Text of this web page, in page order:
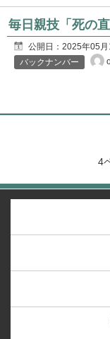
毎日親技「死の
公開日： 2025年05月
バックナンバー
4